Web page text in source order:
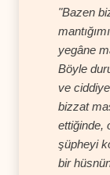
"Bazen
yegâne
Böyle
ve
bizzat
ettiğinde,
şüpheyi
bir